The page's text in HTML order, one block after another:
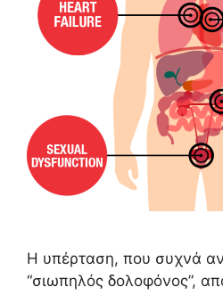
Η υπέρταση, που συχνά
“σιωπηλός δολοφόνος”,